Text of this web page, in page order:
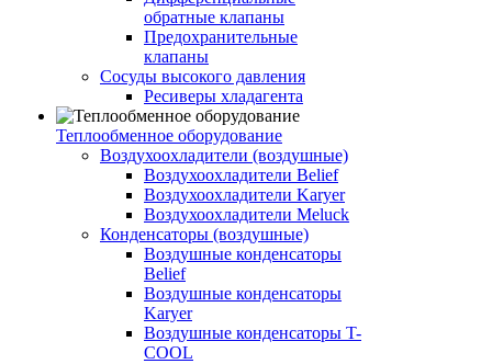
обратные клапаны
Предохранительные
клапаны
Сосуды высокого давления
Ресиверы хладагента
Теплообменное оборудование
Воздухоохладители (воздушные)
Воздухоохладители Belief
Воздухоохладители Karyer
Воздухоохладители Meluck
Конденсаторы (воздушные)
Воздушные конденсаторы
Belief
Воздушные конденсаторы
Karyer
Воздушные конденсаторы T-
COOL